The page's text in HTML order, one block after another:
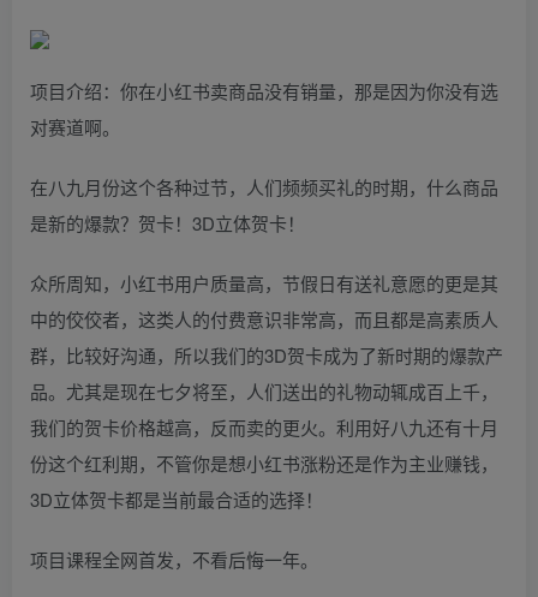
项目介绍：你在小红书卖商品没有销量，那是因为你没有选
对赛道啊。
在八九月份这个各种过节，人们频频买礼的时期，什么商品
是新的爆款？贺卡！3D立体贺卡！
众所周知，小红书用户质量高，节假日有送礼意愿的更是其
中的佼佼者，这类人的付费意识非常高，而且都是高素质人
群，比较好沟通，所以我们的3D贺卡成为了新时期的爆款产
品。尤其是现在七夕将至，人们送出的礼物动辄成百上千，
我们的贺卡价格越高，反而卖的更火。利用好八九还有十月
份这个红利期，不管你是想小红书涨粉还是作为主业赚钱，
3D立体贺卡都是当前最合适的选择！
项目课程全网首发，不看后悔一年。